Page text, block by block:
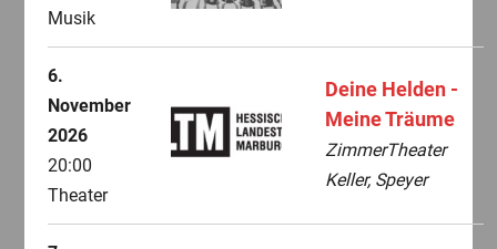
Musik
6.
November
2026
20:00
Theater
Deine Helden -
Meine Träume
ZimmerTheater
Keller, Speyer